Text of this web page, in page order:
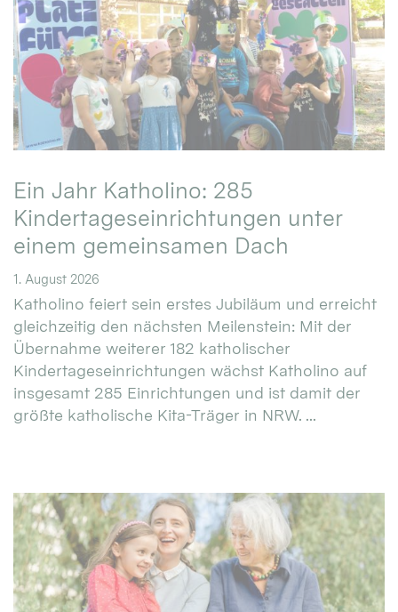
Ein Jahr Katholino: 285
Kindertageseinrichtungen unter
einem gemeinsamen Dach
1. August 2026
Katholino feiert sein erstes Jubiläum und erreicht
gleichzeitig den nächsten Meilenstein: Mit der
Übernahme weiterer 182 katholischer
Kindertageseinrichtungen wächst Katholino auf
insgesamt 285 Einrichtungen und ist damit der
größte katholische Kita-Träger in NRW. ...